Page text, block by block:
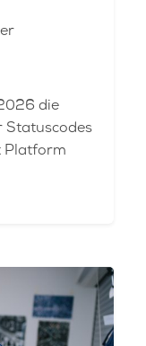
die
Statuscodes
Platform